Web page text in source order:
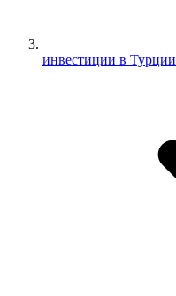
инвестиции в Турции